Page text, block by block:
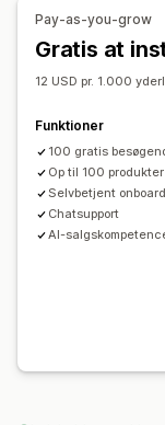
Produktanbefalinger
Anmodninger om
Åbningstider
Chatflows
A/B-test Klikrater
Forslag til
Pay-as-you-grow
Gratis at
12 USD pr. 1.000
Funktioner
100 gratis
Op til 100 produkter
Selvbetjent
Chatsupport
AI-